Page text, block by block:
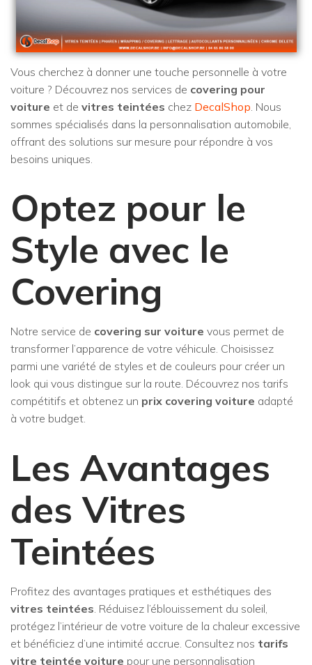
Vous cherchez à donner une touche personnelle à votre
voiture ? Découvrez nos services de covering pour
voiture et de vitres teintées chez DecalShop . Nous
sommes spécialisés dans la personnalisation automobile,
offrant des solutions sur mesure pour répondre à vos
besoins uniques.
Optez pour le
Style avec le
Covering
Notre service de covering sur voiture vous permet de
transformer l’apparence de votre véhicule. Choisissez
parmi une variété de styles et de couleurs pour créer un
look qui vous distingue sur la route. Découvrez nos tarifs
compétitifs et obtenez un prix covering voiture adapté
à votre budget.
Les Avantages
des Vitres
Teintées
Profitez des avantages pratiques et esthétiques des
vitres teintées . Réduisez l’éblouissement du soleil,
protégez l’intérieur de votre voiture de la chaleur excessive
et bénéficiez d’une intimité accrue. Consultez nos tarifs
vitre teintée voiture pour une personnalisation